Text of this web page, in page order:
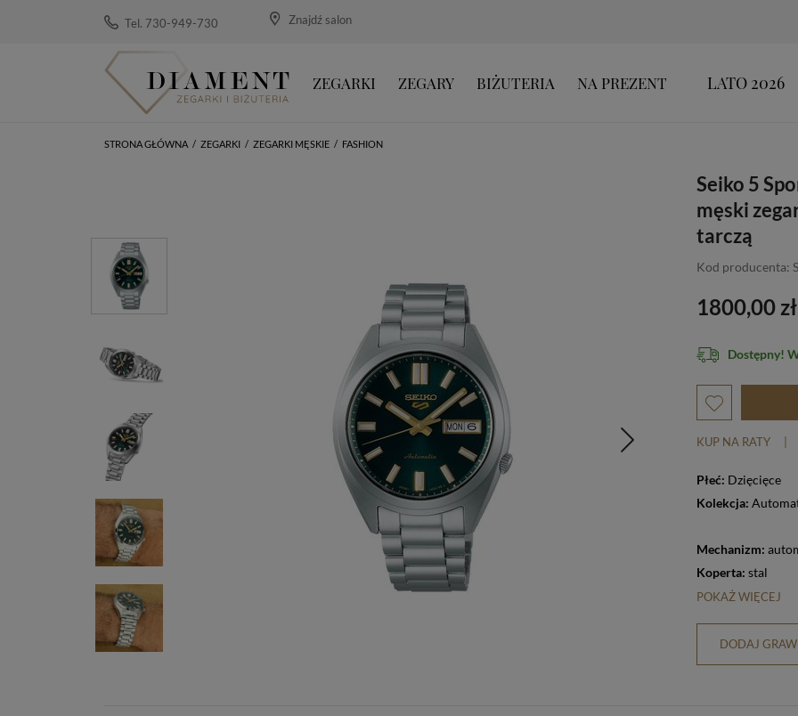
Tel. 730-949-730 Znajdź salon
ZEGARKI ZEGARY BIŻUTERIA NA PREZENT LATO 2026
STRONA GŁÓWNA / ZEGARKI / ZEGARKI MĘSKIE / FASHION
Seiko 5
męski
tarczą
Kod producenta:
1800,00 zł
Dostępny!
KUP NA RATY
Płeć: Dzięcięce
Kolekcja:
Mechanizm:
Koperta: stal
POKAŻ WIĘCEJ
DODAJ